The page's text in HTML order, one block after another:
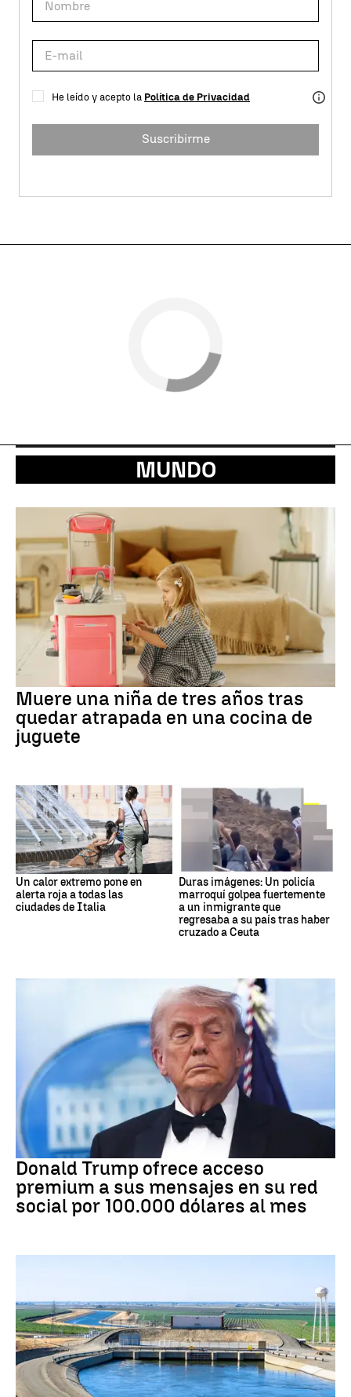
He leído y acepto la Política de Privacidad
Suscribirme
MUNDO
Muere una niña de tres años tras
quedar atrapada en una cocina de
juguete
Un calor extremo pone en
alerta roja a todas las
ciudades de Italia
Duras imágenes: Un policía
marroquí golpea fuertemente
a un inmigrante que
regresaba a su país tras haber
cruzado a Ceuta
DONALD TRUMP
Donald Trump ofrece acceso
premium a sus mensajes en su red
social por 100.000 dólares al mes